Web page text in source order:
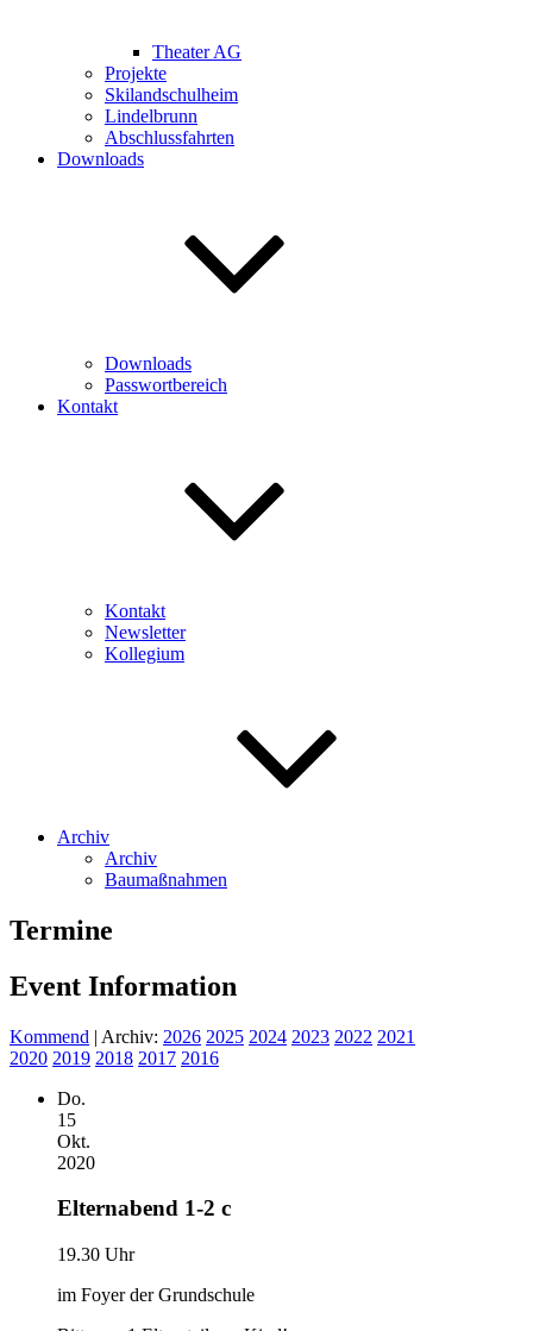
Theater AG
Projekte
Skilandschulheim
Lindelbrunn
Abschlussfahrten
Downloads
Downloads
Passwortbereich
Kontakt
Kontakt
Newsletter
Kollegium
Archiv
Archiv
Baumaßnahmen
Termine
Event Information
Kommend | Archiv: 2026 2025 2024 2023 2022 2021
2020 2019 2018 2017 2016
Do.
15
Okt.
2020
Elternabend 1-2 c
19.30 Uhr
im Foyer der Grundschule